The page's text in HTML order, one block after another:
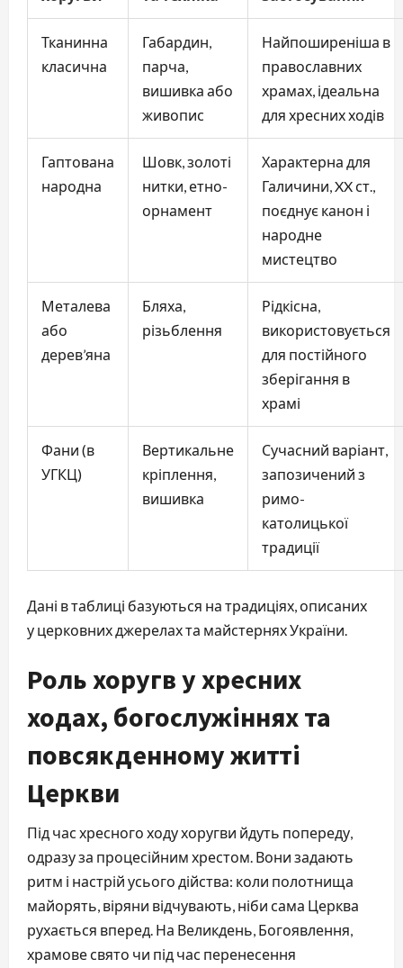
Тканинна
класична
Габардин,
парча,
вишивка або
живопис
Найпоширеніша в
православних
храмах, ідеальна
для хресних ходів
Гаптована
народна
Шовк, золоті
нитки, етно-
орнамент
Характерна для
Галичини, XX ст.,
поєднує канон і
народне
мистецтво
Металева
або
дерев’яна
Бляха,
різьблення
Рідкісна,
використовується
для постійного
зберігання в
храмі
Фани (в
УГКЦ)
Вертикальне
кріплення,
вишивка
Сучасний варіант,
запозичений з
римо-
католицької
традиції
Дані в таблиці базуються на традиціях, описаних
у церковних джерелах та майстернях України.
Роль хоругв у хресних
ходах, богослужіннях та
повсякденному житті
Церкви
Під час хресного ходу хоругви йдуть попереду,
одразу за процесійним хрестом. Вони задають
ритм і настрій усього дійства: коли полотнища
майорять, віряни відчувають, ніби сама Церква
рухається вперед. На Великдень, Богоявлення,
храмове свято чи під час перенесення